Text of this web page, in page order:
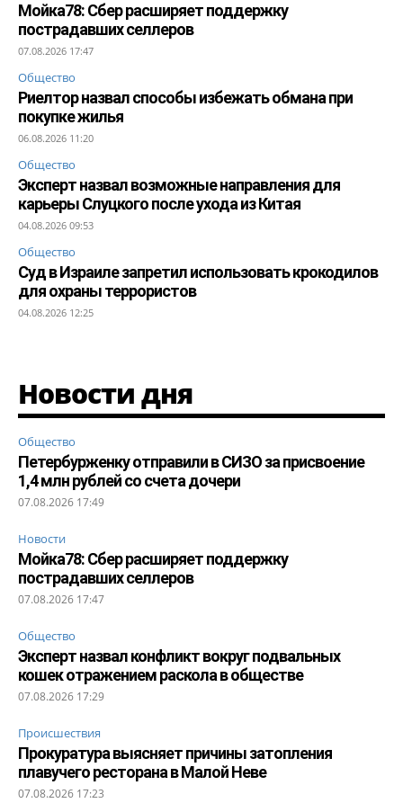
Мойка78: Сбер расширяет поддержку
пострадавших селлеров
07.08.2026 17:47
Общество
Риелтор назвал способы избежать обмана при
покупке жилья
06.08.2026 11:20
Общество
Эксперт назвал возможные направления для
карьеры Слуцкого после ухода из Китая
04.08.2026 09:53
Общество
Суд в Израиле запретил использовать крокодилов
для охраны террористов
04.08.2026 12:25
Новости дня
Общество
Петербурженку отправили в СИЗО за присвоение
1,4 млн рублей со счета дочери
07.08.2026 17:49
Новости
Мойка78: Сбер расширяет поддержку
пострадавших селлеров
07.08.2026 17:47
Общество
Эксперт назвал конфликт вокруг подвальных
кошек отражением раскола в обществе
07.08.2026 17:29
Происшествия
Прокуратура выясняет причины затопления
плавучего ресторана в Малой Неве
07.08.2026 17:23